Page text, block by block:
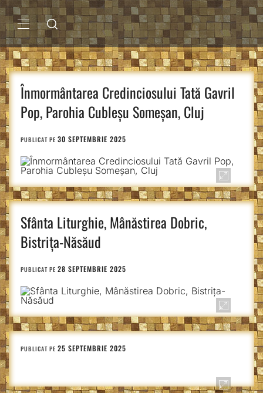
Sari
la
conținutMENIU
PRINCIPAL
Înmormântarea Credinciosului Tată Gavril
Pop, Parohia Cubleșu Someșan, Cluj
PUBLICAT PE 30 SEPTEMBRIE 2025
Sfânta Liturghie, Mânăstirea Dobric,
Bistrița-Năsăud
PUBLICAT PE 28 SEPTEMBRIE 2025
PUBLICAT PE 25 SEPTEMBRIE 2025